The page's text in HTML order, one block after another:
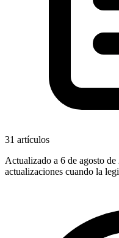
31 artículos
Actualizado a 6 de agosto de
actualizaciones cuando la